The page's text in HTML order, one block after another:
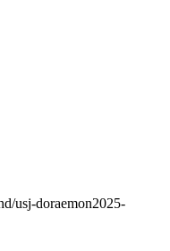
usj-doraemon2025-